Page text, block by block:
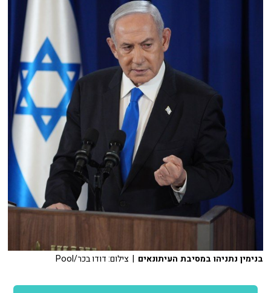
בנימין נתניהו במסיבת העיתונאים | צילום: דודו בכר/Pool